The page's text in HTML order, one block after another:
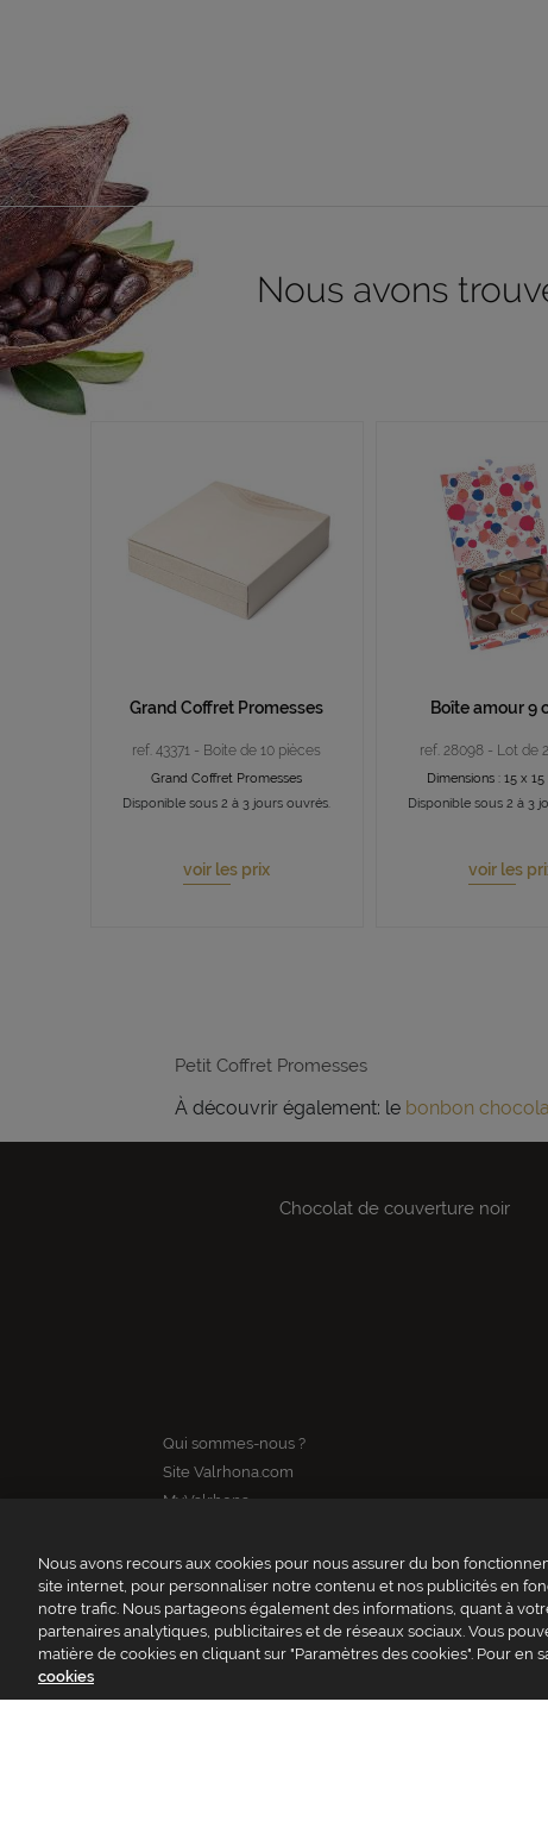
Nous avons
Grand Coffret Promesses
ref. 43371 - Boite de 10 pièces
Grand Coffret Promesses
Disponible sous 2 à 3 jours ouvrés.
voir les prix
Boîte amour 9
ref. 28098 - Lot de
Dimensions : 15 x
Disponible sous 2 à 3
voir les
Petit Coffret Promesses
À découvrir également: le bonbon
Chocolat de couverture noir
Qui sommes-nous ?
Site Valrhona.com
MyValrhona
Cadeaux pour les entreprises
Avantages de commander en ligne
FAQ
Contactez-nous
Nous avons recours aux cookies pour nous assurer du bon
site internet, pour personnaliser notre contenu et nos publicités en
notre trafic. Nous partageons également des informations, quant à
partenaires analytiques, publicitaires et de réseaux sociaux. Vous
matière de cookies en cliquant sur "Paramètres des cookies". Pour en
cookies